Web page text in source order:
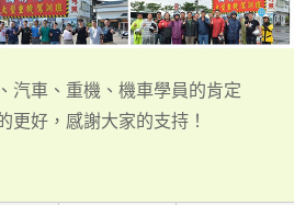
汽車、重機、機車學員的肯定
更好，感謝大家的支持！